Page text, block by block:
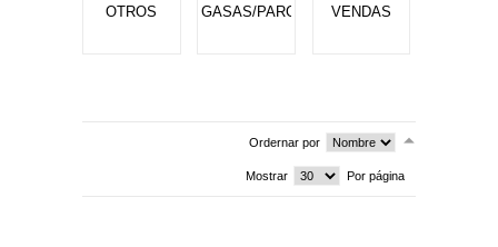
OTROS GASAS/PARCHOS VENDAS
Ordernar por
Mostrar Por página